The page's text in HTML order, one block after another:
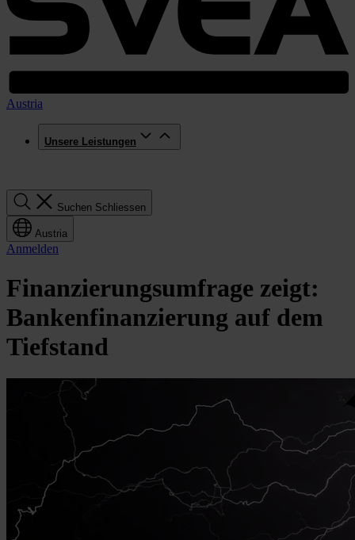
Austria
Unsere Leistungen
Suchen Schliessen
Austria
Anmelden
Finanzierungsumfrage zeigt:
Bankenfinanzierung auf dem
Tiefstand